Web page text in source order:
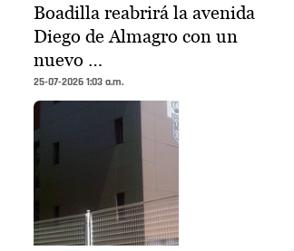
Boadilla reabrirá la avenida
Diego de Almagro con un
nuevo …
25-07-2026 1:03 a.m.